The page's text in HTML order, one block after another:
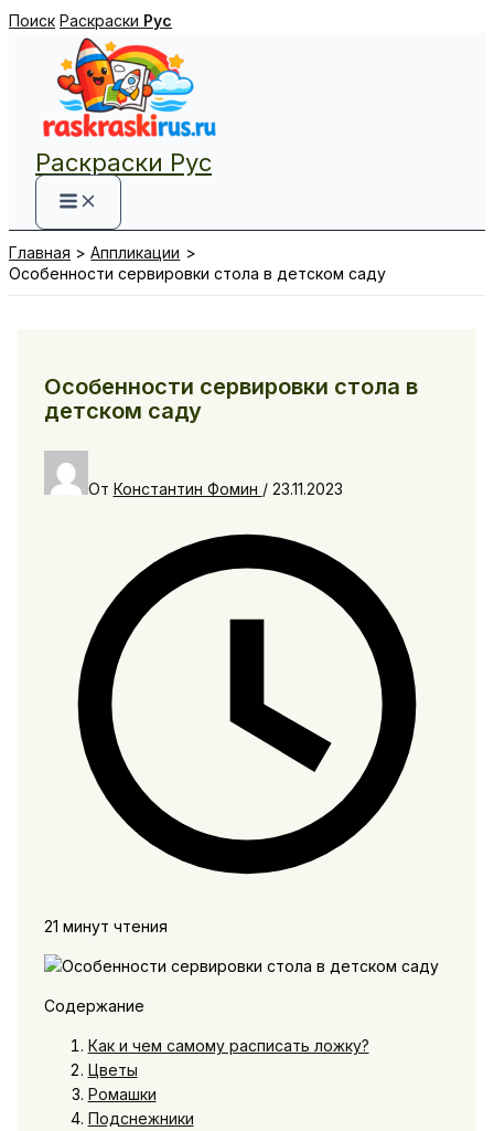
Перейти
содержимому
Поиск Раскраски Рус
Раскраски Рус
Главная
Аппликации
Особенности сервировки стола в детском саду
Особенности сервировки стола в
детском саду
От Константин Фомин / 23.11.2023
21 минут чтения
Содержание
Как и чем самому расписать ложку?
Цветы
Ромашки
Подснежники